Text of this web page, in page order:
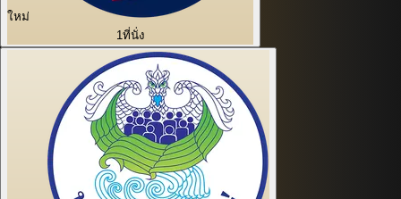
ใหม่
1ที่นั่ง